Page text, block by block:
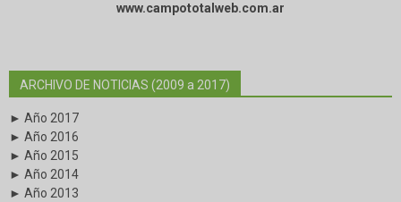
www.campototalweb.com.ar
ARCHIVO DE NOTICIAS (2009 a 2017)
► Año 2017
► Año 2016
► Año 2015
► Año 2014
► Año 2013